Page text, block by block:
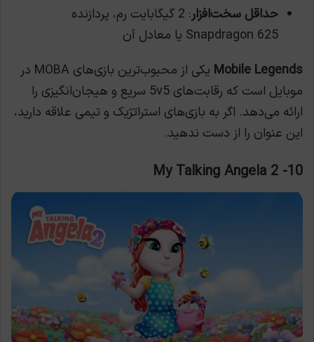
حداقل سخت‌افزار
: 2 گیگابایت رم، پردازنده
Snapdragon 625 یا معادل آن
Mobile Legends
یکی از محبوب‌ترین بازی‌های MOBA در
موبایل است که رقابت‌های 5v5 سریع و هیجان‌انگیزی را
ارائه می‌دهد. اگر به بازی‌های استراتژیک و تیمی علاقه دارید،
این عنوان را از دست ندهید.
10- My Talking Angela 2